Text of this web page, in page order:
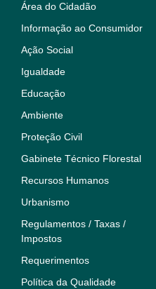
Área do Cidadão
Informação ao Consumidor
Ação Social
Igualdade
Educação
Ambiente
Proteção Civil
Gabinete Técnico Florestal
Recursos Humanos
Urbanismo
Regulamentos / Taxas /
Impostos
Requerimentos
Política da Qualidade